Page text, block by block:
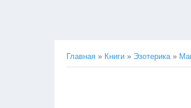
Главная » Книги » Эзотерика»